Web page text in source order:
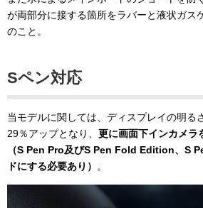
が両部分に接する箇所をラバーと液状ガス
のこと。
Sペン対応
当モデルに関しては、ディスプレイの明る
29％アップとなり、 更に画面下インカメラ
（S Pen Pro及びS Pen Fold Edition、S
ドにする必要あり）
。